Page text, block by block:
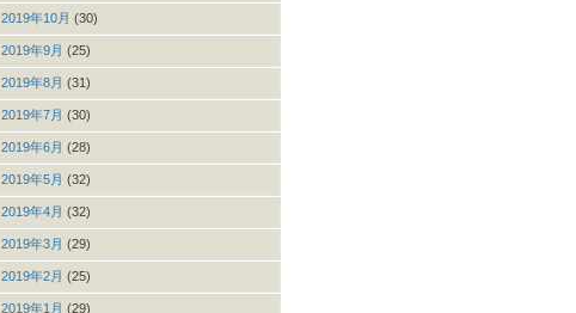
2019年10月 (30)
2019年9月 (25)
2019年8月 (31)
2019年7月 (30)
2019年6月 (28)
2019年5月 (32)
2019年4月 (32)
2019年3月 (29)
2019年2月 (25)
2019年1月 (29)